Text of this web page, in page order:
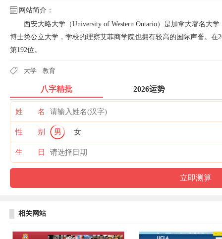
网站简介：
西安大略大学（University of Western Ontario）是加拿大著名大
博士类公立大学，学校的理察艾菲商学院也拥有较高的国际声誉。在
第192位。
大学 教育
八字精批 2026运势
姓 名
性 别 男 女
生 日
相关网站